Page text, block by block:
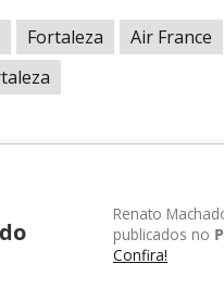
Fortaleza Air France
Renato
publicados no
Confira!